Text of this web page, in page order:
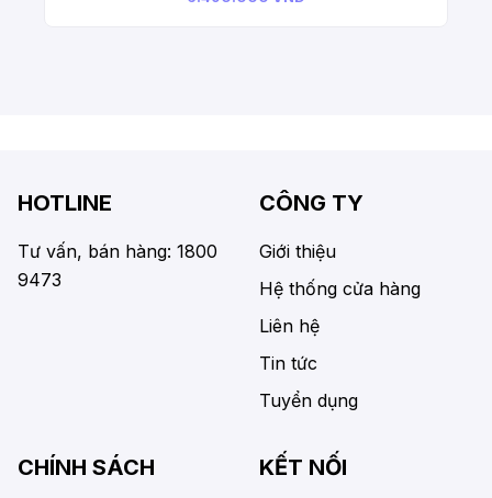
HOTLINE
Tư vấn, bán hàng: 1800
9473
CÔNG TY
Giới thiệu
Hệ thống cửa hàng
Liên hệ
Tin tức
Tuyển dụng
CHÍNH SÁCH KẾT NỐI